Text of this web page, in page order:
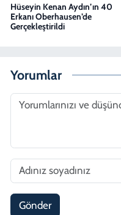
Hüseyin Kenan Aydın’ın 40
Erkanı Oberhausen’de
Gerçekleştirildi
Yorumlar
Gönder